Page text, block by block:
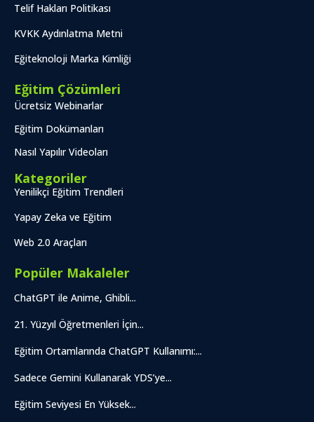
Telif Hakları Politikası
KVKK Aydınlatma Metni
Eğiteknoloji Marka Kimliği
Eğitim Çözümleri
Ücretsiz Webinarlar
Eğitim Dokümanları
Nasıl Yapılır Videoları
Kategoriler
Yenilikçi Eğitim Trendleri
Yapay Zeka ve Eğitim
Web 2.0 Araçları
Popüler Makaleler
ChatGPT ile Anime, Ghibli...
21. Yüzyıl Öğretmenleri İçin...
Eğitim Ortamlarında ChatGPT Kullanımı:...
Sadece Gemini Kullanarak YDS’ye...
Eğitim Seviyesi En Yüksek...